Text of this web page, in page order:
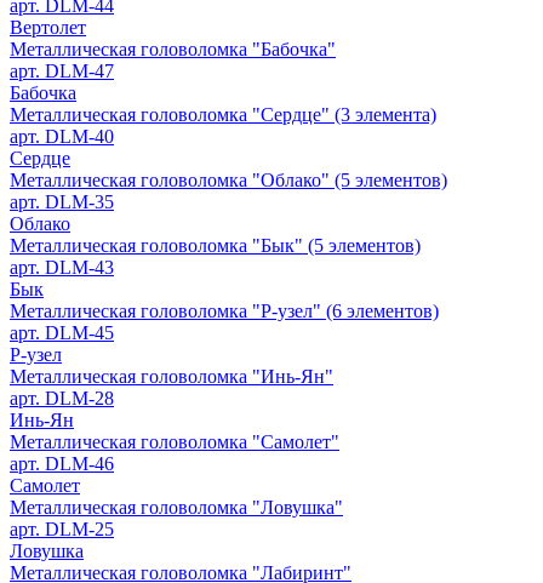
арт. DLM-44
Вертолет
Металлическая головоломка "Бабочка"
арт. DLM-47
Бабочка
Металлическая головоломка "Сердце" (3 элемента)
арт. DLM-40
Сердце
Металлическая головоломка "Облако" (5 элементов)
арт. DLM-35
Облако
Металлическая головоломка "Бык" (5 элементов)
арт. DLM-43
Бык
Металлическая головоломка "Р-узел" (6 элементов)
арт. DLM-45
Р-узел
Металлическая головоломка "Инь-Ян"
арт. DLM-28
Инь-Ян
Металлическая головоломка "Самолет"
арт. DLM-46
Самолет
Металлическая головоломка "Ловушка"
арт. DLM-25
Ловушка
Металлическая головоломка "Лабиринт"